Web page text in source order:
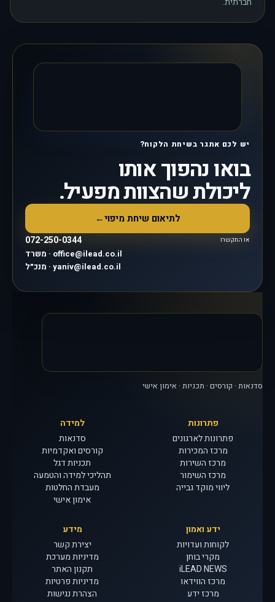
יש לכם אתגר בשיחת הלקוח?
בואו נהפוך אותו
ליכולת שהצוות מפעיל.
לתיאום שיחת מיפוי←
או התקשרו 072-250-0344
משרד · office@ilead.co.il
מנכ״ל · yaniv@ilead.co.il
סדנאות · קורסים · תכניות · אימון אישי
פתרונות
פתרונות לארגונים
מרכז המכירות
מרכז השירות
מרכז השימור
ליווי מוקד גבייה
למידה
סדנאות
קורסים ואקדמיות
תכניות דגל
תהליכי למידה והטמעה
מעבדת החלטות
אימון אישי
ידע ואמון
לקוחות ועדויות
מקרי בוחן
iLEAD NEWS
מרכז הווידאו
מרכז ידע
מידע
יצירת קשר
מדיניות מערכת
תקנון האתר
מדיניות פרטיות
הצהרת נגישות